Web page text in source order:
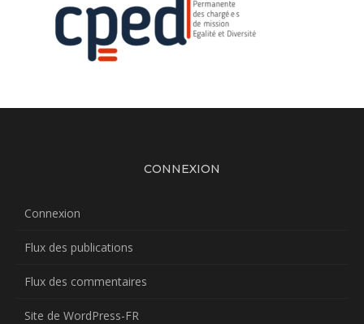
CONNEXION
Connexion
Flux des publications
Flux des commentaires
Site de WordPress-FR